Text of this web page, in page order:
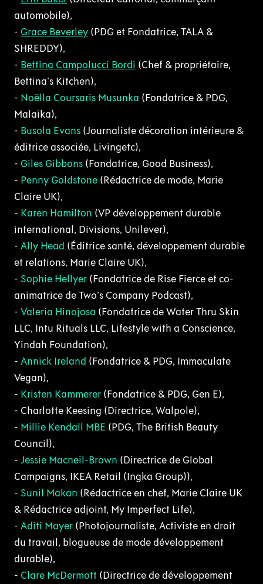
automobile),
- Grace Beverley (PDG et Fondatrice, TALA &
SHREDDY),
- Bettina Campolucci Bordi (Chef & propriétaire,
Bettina's Kitchen),
- Noëlla Coursaris Musunka (Fondatrice & PDG,
Malaika),
- Busola Evans (Journaliste décoration intérieure &
éditrice associée, Livingetc),
- Giles Gibbons (Fondatrice, Good Business),
- Penny Goldstone (Rédactrice de mode, Marie
Claire UK),
- Karen Hamilton (VP développement durable
international, Divisions, Unilever),
- Ally Head (Éditrice santé, développement durable
et relations, Marie Claire UK),
- Sophie Hellyer (Fondatrice de Rise Fierce et co-
animatrice de Two's Company Podcast),
- Valeria Hinojosa (Fondatrice de Water Thru Skin
LLC, Intu Rituals LLC, Lifestyle with a Conscience,
Yindah Foundation),
- Annick Ireland (Fondatrice & PDG, Immaculate
Vegan),
- Kristen Kammerer (Fondatrice & PDG, Gen E),
- Charlotte Keesing (Directrice, Walpole),
- Millie Kendall MBE (PDG, The British Beauty
Council),
- Jessie Macneil-Brown (Directrice de Global
Campaigns, IKEA Retail (Ingka Group)),
- Sunil Makan (Rédactrice en chef, Marie Claire UK
& Rédactrice adjoint, My Imperfect Life),
- Aditi Mayer (Photojournaliste, Activiste en droit
du travail, blogueuse de mode développement
durable),
- Clare McDermott (Directrice de développement